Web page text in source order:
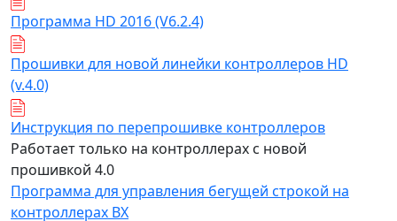
Программа HD 2016 (V6.2.4)
Прошивки для новой линейки контроллеров HD
(v.4.0)
Инструкция по перепрошивке контроллеров
Работает только на контроллерах с новой
прошивкой 4.0
Программа для управления бегущей строкой на
контроллерах ВХ